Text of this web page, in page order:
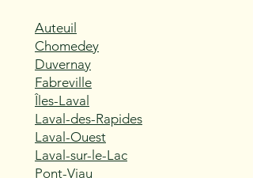
Auteuil
Chomedey
Duvernay
Fabreville
Îles-Laval
Laval-des-Rapides
Laval-Ouest
Laval-sur-le-Lac
Pont-Viau